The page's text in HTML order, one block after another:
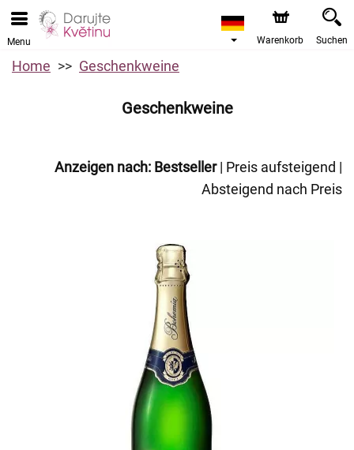
Menu Warenkorb Suchen
Home Geschenkweine
Geschenkweine
Anzeigen nach: Bestseller| Preis aufsteigend |
Absteigend nach Preis